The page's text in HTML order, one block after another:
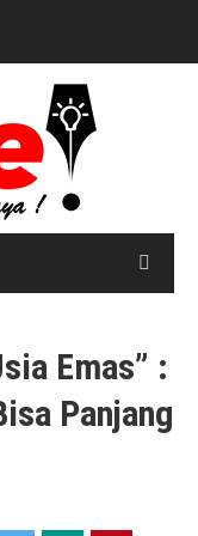
Emas” :
Panjang